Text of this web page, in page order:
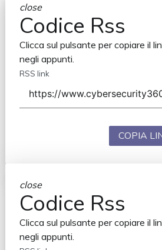
close
Codice Rss
Clicca sul pulsante per copiare il
negli appunti.
RSS link
COPIA
close
Codice Rss
Clicca sul pulsante per copiare il
negli appunti.